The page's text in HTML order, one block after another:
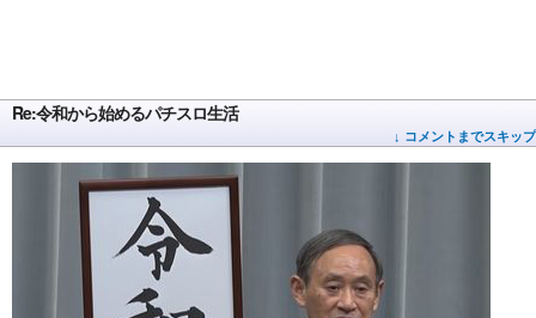
Re:令和から始めるパチスロ生活
↓ コメントまでスキップ